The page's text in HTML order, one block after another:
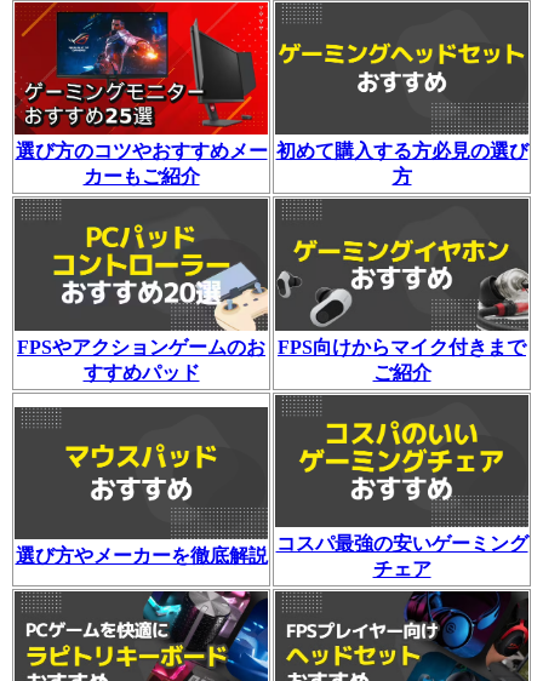
選び方のコツやおすすめメー
カーもご紹介
初めて購入する方必見の選び
方
FPSやアクションゲームのお
すすめパッド
FPS向けからマイク付きまで
ご紹介
選び方やメーカーを徹底解説
コスパ最強の安いゲーミング
チェア